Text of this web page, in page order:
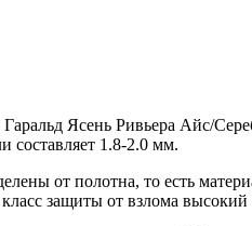
Ясень Ривьера Айс/
составляет 1.8-2.0 мм.
от полотна, то есть
защиты от взлома высокий